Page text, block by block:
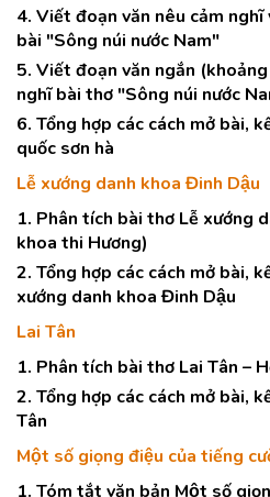
4. Viết đoạn văn nêu cảm
bài "Sông núi nước Nam"
5. Viết đoạn văn ngắn
nghĩ bài thơ "Sông núi nước
6. Tổng hợp các cách mở bài,
quốc sơn hà
Lễ xướng danh khoa Đinh Dậu
1. Phân tích bài thơ Lễ xướng
khoa thi Hương)
2. Tổng hợp các cách mở bài,
xướng danh khoa Đinh Dậu
Lai Tân
1. Phân tích bài thơ Lai Tân –
2. Tổng hợp các cách mở bài,
Tân
Một số giọng điệu của tiếng
1. Tóm tắt văn bản Một số